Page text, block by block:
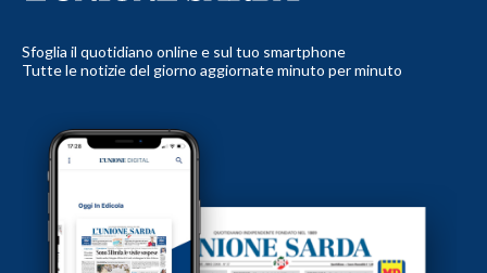
Sfoglia il quotidiano online e sul tuo smartphone
Tutte le notizie del giorno aggiornate minuto per minuto